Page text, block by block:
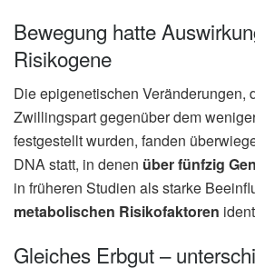
Bewegung hatte
Risikogene
Die epigenetischen Veränderungen,
Zwillingspart gegenüber dem
festgestellt wurden, fanden
DNA statt, in denen über fünfzig
in früheren Studien als starke
metabolischen Risikofaktoren
Gleiches Erbgut –